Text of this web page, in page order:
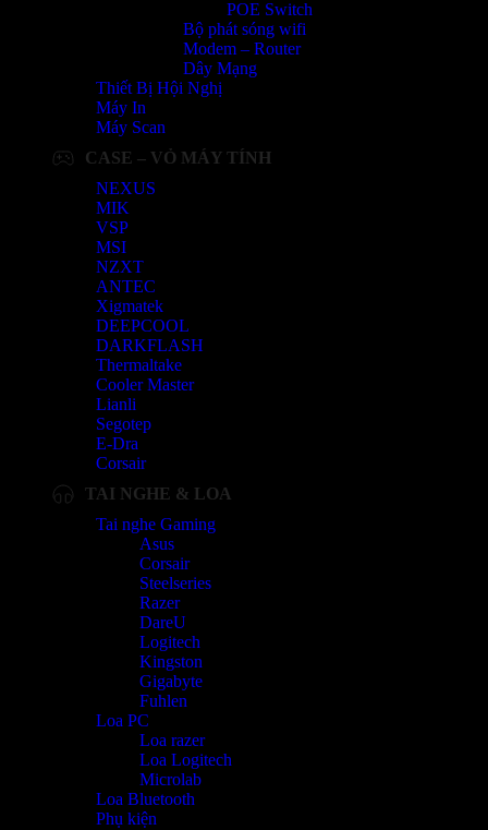
POE Switch
Bộ phát sóng wifi
Modem – Router
Dây Mạng
Thiết Bị Hội Nghị
Máy In
Máy Scan
CASE – VỎ MÁY TÍNH
NEXUS
MIK
VSP
MSI
NZXT
ANTEC
Xigmatek
DEEPCOOL
DARKFLASH
Thermaltake
Cooler Master
Lianli
Segotep
E-Dra
Corsair
TAI NGHE & LOA
Tai nghe Gaming
Asus
Corsair
Steelseries
Razer
DareU
Logitech
Kingston
Gigabyte
Fuhlen
Loa PC
Loa razer
Loa Logitech
Microlab
Loa Bluetooth
Phụ kiện